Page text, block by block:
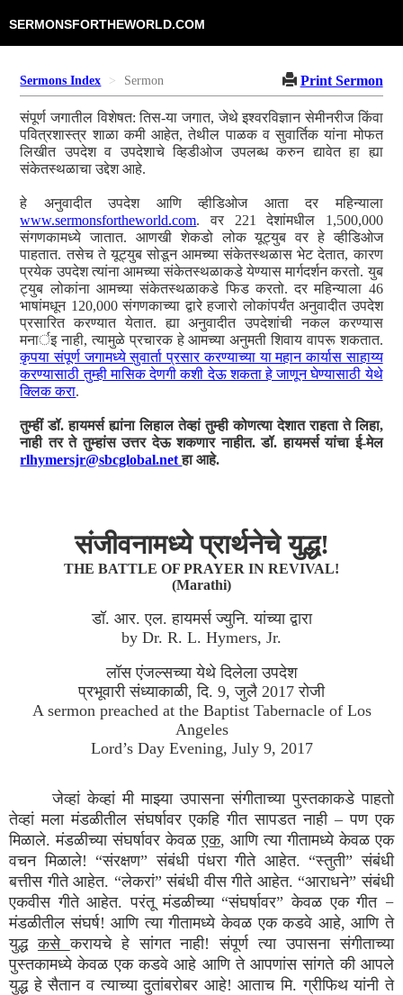
SERMONSFORTHEWORLD.COM
Sermons Index Sermon Print Sermon
संपूर्ण जगातील विशेषत: तिस-या जगात, जेथे इश्वरविज्ञान सेमीनरीज किंवा
पवित्रशास्त्र शाळा कमी आहेत, तेथील पाळक व सुवार्तिक यांना मोफत
लिखीत उपदेश व उपदेशाचे व्हिडीओज उपलब्ध करुन द्यावेत हा ह्या
संकेतस्थळाचा उद्देश आहे.
हे अनुवादीत उपदेश आणि व्हीडिओज आता दर महिन्याला
www.sermonsfortheworld.com. वर 221 देशांमधील 1,500,000
संगणकामध्ये जातात. आणखी शेकडो लोक यूट्युब वर हे व्हीडिओज
पाहतात. तसेच ते यूट्युब सोडून आमच्या संकेतस्थळास भेट देतात, कारण
प्रयेक उपदेश त्यांना आमच्या संकेतस्थळाकडे येण्यास मार्गदर्शन करतो. युब
ट्युब लोकांना आमच्या संकेतस्थळाकडे फिड करतो. दर महिन्याला 46
भाषांमधून 120,000 संगणकाच्या द्वारे हजारो लोकांपर्यंत अनुवादीत उपदेश
प्रसारित करण्यात येतात. ह्या अनुवादीत उपदेशांची नकल करण्यास
मनार्इ नाही, त्यामुळे प्रचारक हे आमच्या अनुमती शिवाय वापरू शकतात.
कृपया संपूर्ण जगामध्ये सुवार्ता प्रसार करण्याच्या या महान कार्यास साहाय्य
करण्यासाठी तुम्ही मासिक देणगी कशी देऊ शकता हे जाणून घेण्यासाठी येथे
क्लिक करा.
तुम्हीं डॉ. हायमर्स ह्यांना लिहाल तेव्हां तुम्ही कोणत्या देशात राहता ते लिहा,
नाही तर ते तुम्हांस उत्तर देऊ शकणार नाहीत. डॉ. हायमर्स यांचा ई-मेल
rlhymersjr@sbcglobal.netहा आहे.
संजीवनामध्ये प्रार्थनेचे युद्ध!
THE BATTLE OF PRAYER IN REVIVAL!
(Marathi)
डॉ. आर. एल. हायमर्स ज्युनि. यांच्या द्वारा
by Dr. R. L. Hymers, Jr.
लॉस एंजल्सच्या येथे दिलेला उपदेश
प्रभूवारी संध्याकाळी, दि. 9, जुलै 2017 रोजी
A sermon preached at the Baptist Tabernacle of Los
Angeles
Lord’s Day Evening, July 9, 2017
जेव्हां केव्हां मी माझ्या उपासना संगीताच्या पुस्तकाकडे पाहतो
तेव्हां मला मंडळीतील संघर्षावर एकहि गीत सापडत नाही – पण एक
मिळाले. मंडळीच्या संघर्षावर केवळएक, आणि त्या गीतामध्ये केवळ एक
वचन मिळाले! “संरक्षण” संबंधी पंधरा गीते आहेत. “स्तुती” संबंधी
बत्तीस गीते आहेत. “लेकरां” संबंधी वीस गीते आहेत. “आराधने” संबंधी
एकवीस गीते आहेत. परंतू मंडळीच्या “संघर्षावर” केवळ एक गीत −
मंडळीतील संघर्ष! आणि त्या गीतामध्ये केवळ एक कडवे आहे, आणि ते
युद्धकसेकरायचे हे सांगत नाही! संपूर्ण त्या उपासना संगीताच्या
पुस्तकामध्ये केवळ एक कडवे आहे आणि ते आपणांस सांगते की आपले
युद्ध हे सैतान व त्याच्या दुतांबरोबर आहे! आताच मि. ग्रीफिथ यांनी ते